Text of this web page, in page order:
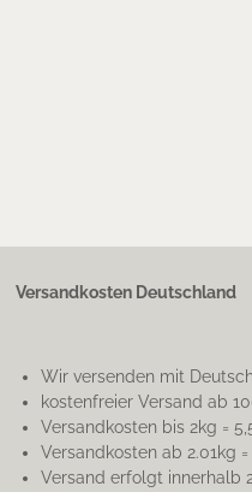
Versandkosten Deutschland
Wir versenden mit
kostenfreier Versand ab
Versandkosten bis 2kg =
Versandkosten ab 2.01kg
Versand erfolgt innerhalb